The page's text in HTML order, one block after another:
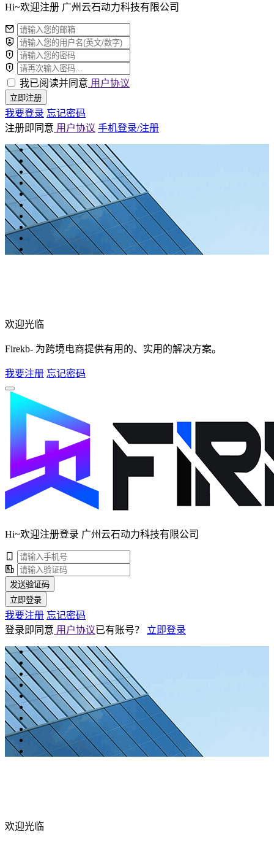
Hi~欢迎注册 广州云石动力科技有限公司
我已阅读并同意 用户协议
立即注册
我要登录 忘记密码
注册即同意 用户协议 手机登录/注册
欢迎光临
Firekb- 为跨境电商提供有用的、实用的解决方案。
我要注册 忘记密码
Hi~欢迎注册登录 广州云石动力科技有限公司
发送验证码
立即登录
我要注册 忘记密码
登录即同意 用户协议已有账号？ 立即登录
欢迎光临